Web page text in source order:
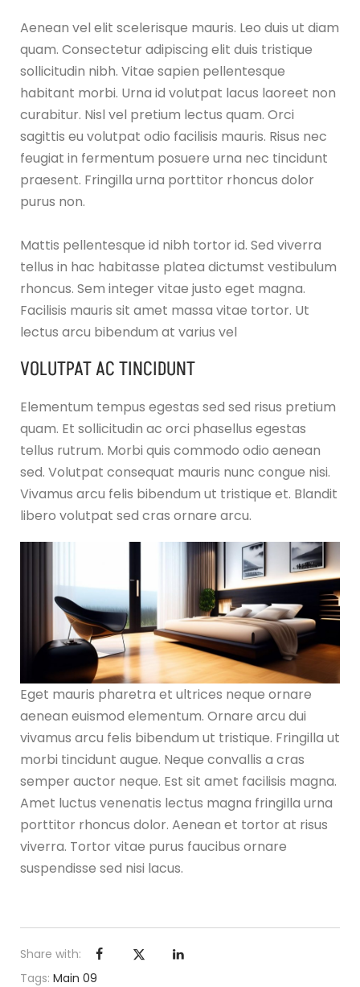
Aenean vel elit scelerisque mauris. Leo duis ut diam
quam. Consectetur adipiscing elit duis tristique
sollicitudin nibh. Vitae sapien pellentesque
habitant morbi. Urna id volutpat lacus laoreet non
curabitur. Nisl vel pretium lectus quam. Orci
sagittis eu volutpat odio facilisis mauris. Risus nec
feugiat in fermentum posuere urna nec tincidunt
praesent. Fringilla urna porttitor rhoncus dolor
purus non.
Mattis pellentesque id nibh tortor id. Sed viverra
tellus in hac habitasse platea dictumst vestibulum
rhoncus. Sem integer vitae justo eget magna.
Facilisis mauris sit amet massa vitae tortor. Ut
lectus arcu bibendum at varius vel
VOLUTPAT AC TINCIDUNT
Elementum tempus egestas sed sed risus pretium
quam. Et sollicitudin ac orci phasellus egestas
tellus rutrum. Morbi quis commodo odio aenean
sed. Volutpat consequat mauris nunc congue nisi.
Vivamus arcu felis bibendum ut tristique et. Blandit
libero volutpat sed cras ornare arcu.
Eget mauris pharetra et ultrices neque ornare
aenean euismod elementum. Ornare arcu dui
vivamus arcu felis bibendum ut tristique. Fringilla ut
morbi tincidunt augue. Neque convallis a cras
semper auctor neque. Est sit amet facilisis magna.
Amet luctus venenatis lectus magna fringilla urna
porttitor rhoncus dolor. Aenean et tortor at risus
viverra. Tortor vitae purus faucibus ornare
suspendisse sed nisi lacus.
Share with:
Tags: Main 09